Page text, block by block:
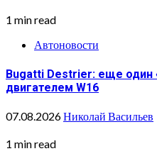
1 min read
Автоновости
Bugatti Destrier: еще один
двигателем W16
07.08.2026Николай Васильев
1 min read